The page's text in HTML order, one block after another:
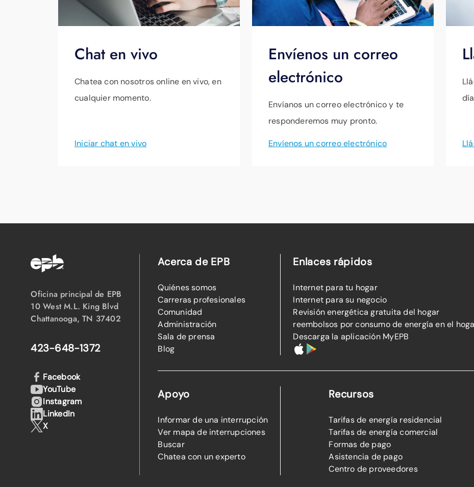
Chat en vivo
Chatea con nosotros online en vivo, en
cualquier momento.
Iniciar chat en vivo
Envíenos un correo
electrónico
Envíanos un correo electrónico y te
responderemos muy pronto.
Envíenos un correo electrónico
Oficina principal de EPB
10 West M.L. King Blvd
Chattanooga, TN 37402
423-648-1372
Acerca de EPB
Quiénes somos
Carreras profesionales
Comunidad
Administración
Sala de prensa
Blog
Enlaces rápidos
Internet para tu hogar
Internet para su negocio
Revisión energética gratuita del hogar
reembolsos por consumo de energía en el
Descarga la aplicación MyEPB
Apoyo
Informar de una interrupción
Ver mapa de interrupciones
Buscar
Chatea con un experto
Recursos
Tarifas de energía residencial
Tarifas de energía comercial
Formas de pago
Asistencia de pago
Centro de proveedores
Facebook
YouTube
Instagram
LinkedIn
X